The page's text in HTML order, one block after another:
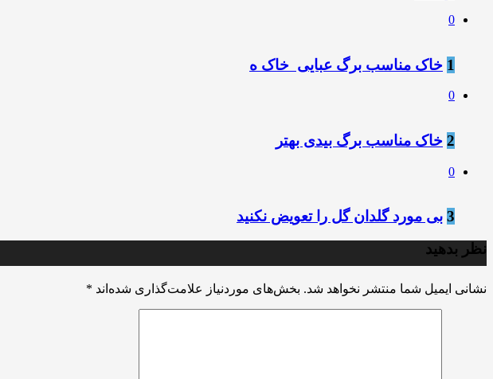
0
1 خاک مناسب برگ عبایی خاک ه
0
2 خاک مناسب برگ بیدی بهتر
0
3 بی مورد گلدان گل را تعویض نکنید
نظر بدهید
نشانی ایمیل شما منتشر نخواهد شد. بخش‌های موردنیاز علامت‌گذاری شده‌اند *